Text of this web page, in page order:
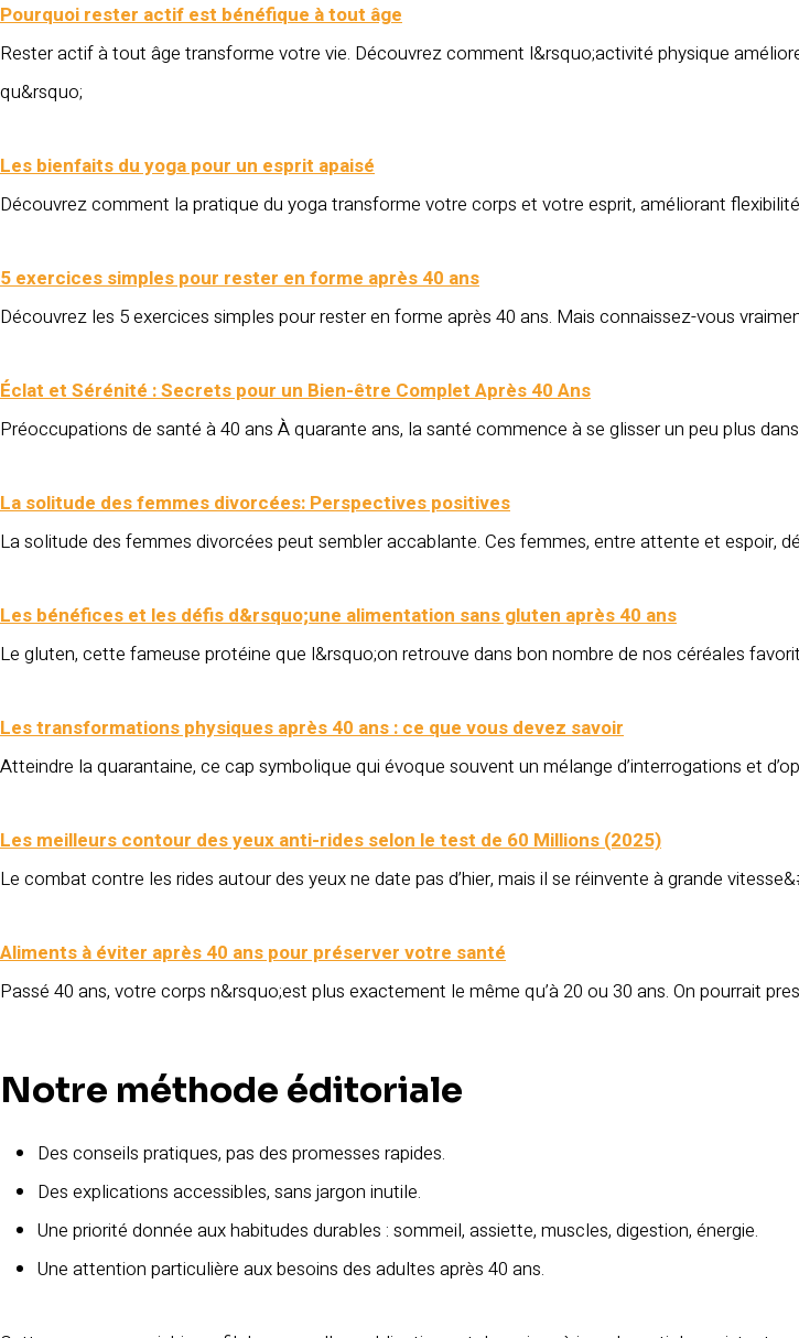
Pourquoi rester actif est bénéfique à tout âge
Rester actif à tout âge transforme votre vie. Découvrez comment l&rsquo;activité physique
qu&rsquo;
Les bienfaits du yoga pour un esprit apaisé
Découvrez comment la pratique du yoga transforme votre corps et votre esprit, améliorant
5 exercices simples pour rester en forme après 40 ans
Découvrez les 5 exercices simples pour rester en forme après 40 ans. Mais connaissez-vous
Éclat et Sérénité : Secrets pour un Bien-être Complet Après 40 Ans
Préoccupations de santé à 40 ans À quarante ans, la santé commence à se glisser un peu plus
La solitude des femmes divorcées: Perspectives positives
La solitude des femmes divorcées peut sembler accablante. Ces femmes, entre attente et espoir,
Les bénéfices et les défis d&rsquo;une alimentation sans gluten après 40 ans
Le gluten, cette fameuse protéine que l&rsquo;on retrouve dans bon nombre de nos céréales
Les transformations physiques après 40 ans : ce que vous devez savoir
Atteindre la quarantaine, ce cap symbolique qui évoque souvent un mélange d’interrogations et
Les meilleurs contour des yeux anti-rides selon le test de 60 Millions (2025)
Le combat contre les rides autour des yeux ne date pas d’hier, mais il se réinvente à grande
Aliments à éviter après 40 ans pour préserver votre santé
Passé 40 ans, votre corps n&rsquo;est plus exactement le même qu’à 20 ou 30 ans. On pourrait
Notre méthode éditoriale
Des conseils pratiques, pas des promesses rapides.
Des explications accessibles, sans jargon inutile.
Une priorité donnée aux habitudes durables : sommeil, assiette, muscles, digestion, énergie.
Une attention particulière aux besoins des adultes après 40 ans.